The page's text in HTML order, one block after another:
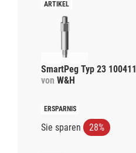
SmartPeg Typ 23 100411
von W&H
Sie sparen 28%